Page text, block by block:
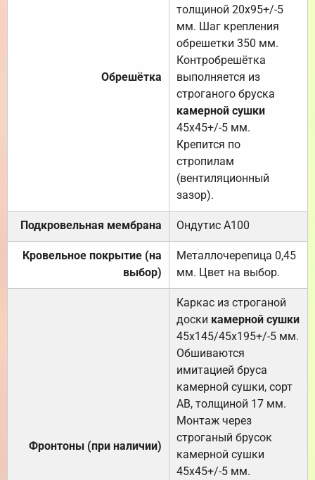
Обрешётка
толщиной 20х95+/-5
мм. Шаг крепления
обрешетки 350 мм.
Контробрешётка
выполняется из
строганого бруска
камерной сушки
45х45+/-5 мм.
Крепится по
стропилам
(вентиляционный
зазор).
Подкровельная мембрана Ондутис А100
Кровельное покрытие (на
выбор)
Металлочерепица 0,45
мм. Цвет на выбор.
Фронтоны (при наличии)
Каркас из строганой
доски камерной сушки
45х145/45х195+/-5 мм.
Обшиваются
имитацией бруса
камерной сушки, сорт
АВ, толщиной 17 мм.
Монтаж через
строганый брусок
камерной сушки
45х45+/-5 мм.